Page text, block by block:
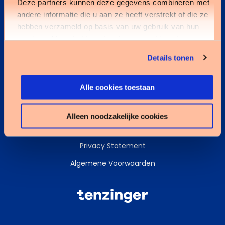
Deze partners kunnen deze gegevens combineren met
andere informatie die u aan ze heeft verstrekt of die ze
hebben verzameld op basis van uw gebruik van hun
services. U gaat akkoord met onze cookies als u onze
Details tonen
Alle cookies toestaan
Alleen noodzakelijke cookies
Kennisbank
Services
Cookies
Privacy Statement
Algemene Voorwaarden
Tenzinger